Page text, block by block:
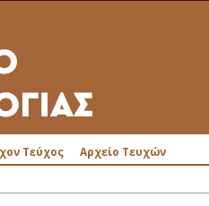
Τεύχος Αρχείο Τευχών